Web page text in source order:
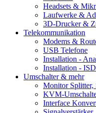
Headsets &
Laufwerke &
3D-Drucker &
Telekommunikation
Modems &
USB Telefone
Installation -
Installation -
Umschalter & mehr
Monitor
KVM-
Interface